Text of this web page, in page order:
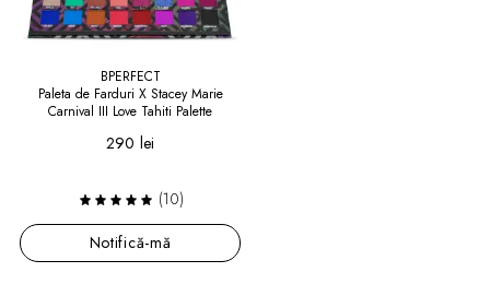
BPERFECT
Paleta de Farduri X Stacey Marie
Carnival III Love Tahiti Palette
290 lei
(10)
Notifică-mă